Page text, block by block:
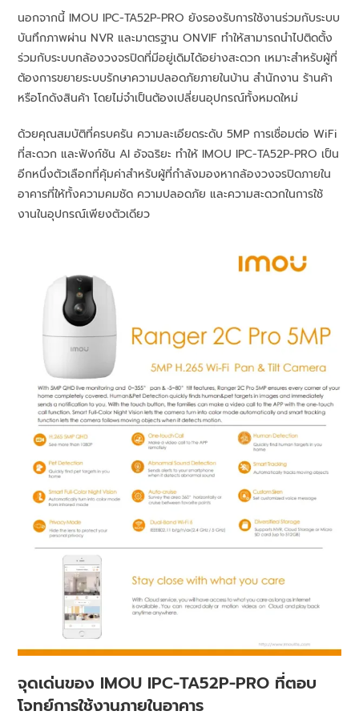
นอกจากนี้ IMOU IPC-TA52P-PRO ยังรองรับการใช้งานร่วมกับระบบ
บันทึกภาพผ่าน NVR และมาตรฐาน ONVIF ทำให้สามารถนำไปติดตั้ง
ร่วมกับระบบกล้องวงจรปิดที่มีอยู่เดิมได้อย่างสะดวก เหมาะสำหรับผู้ที่
ต้องการขยายระบบรักษาความปลอดภัยภายในบ้าน สำนักงาน ร้านค้า
หรือโกดังสินค้า โดยไม่จำเป็นต้องเปลี่ยนอุปกรณ์ทั้งหมดใหม่
ด้วยคุณสมบัติที่ครบครัน ความละเอียดระดับ 5MP การเชื่อมต่อ WiFi
ที่สะดวก และฟังก์ชัน AI อัจฉริยะ ทำให้ IMOU IPC-TA52P-PRO เป็น
อีกหนึ่งตัวเลือกที่คุ้มค่าสำหรับผู้ที่กำลังมองหากล้องวงจรปิดภายใน
อาคารที่ให้ทั้งความคมชัด ความปลอดภัย และความสะดวกในการใช้
งานในอุปกรณ์เพียงตัวเดียว
จุดเด่นของ IMOU IPC-TA52P-PRO ที่ตอบ
โจทย์การใช้งานภายในอาคาร